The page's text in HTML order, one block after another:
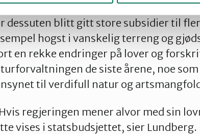
blitt dårlig fulgt opp både i
dessuten blitt gitt store subsidier til
hogst i vanskelig terreng og
en rekke endringer på lover og
de siste årene, noe
til verdifull natur og
regjeringen mener alvor med sin
vises i statsbudsjettet, sier